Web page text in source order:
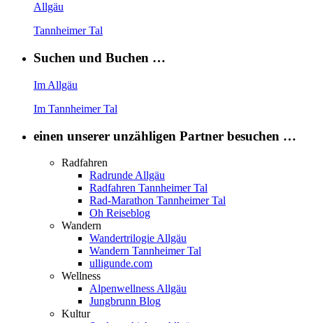
Allgäu
Tannheimer Tal
Suchen und Buchen …
Im Allgäu
Im Tannheimer Tal
einen unserer unzähligen Partner besuchen …
Radfahren
Radrunde Allgäu
Radfahren Tannheimer Tal
Rad-Marathon Tannheimer Tal
Oh Reiseblog
Wandern
Wandertrilogie Allgäu
Wandern Tannheimer Tal
ulligunde.com
Wellness
Alpenwellness Allgäu
Jungbrunn Blog
Kultur